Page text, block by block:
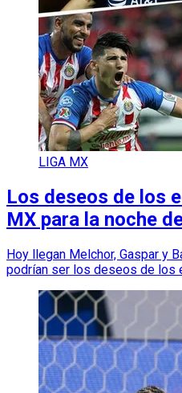
LIGA MX
Los deseos de los
MX para la noche
Hoy llegan Melchor, Gaspar y
podrían ser los deseos de los